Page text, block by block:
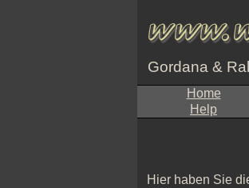
Gordana &
Home
Help
Hier haben Sie